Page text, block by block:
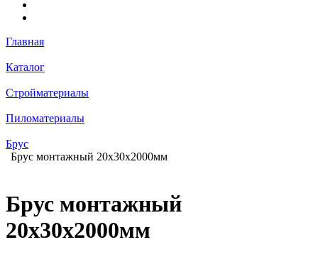
Главная
Каталог
Стройматериалы
Пиломатериалы
Брус
Брус монтажный 20х30х2000мм
Брус монтажный
20х30х2000мм